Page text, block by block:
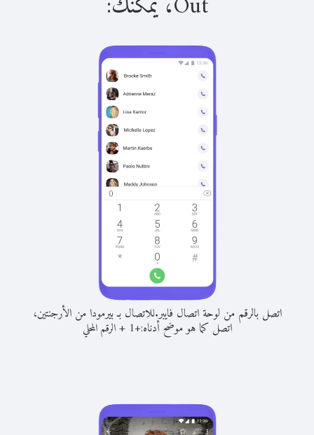
اتصل بالرقم من لوحة اتصال فايبر.للاتصال بـ بيرمودا من الأرجنتين،
اتصل كما هو موضح أدناه:+
1
+الرقم المحلي